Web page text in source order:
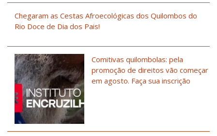
Chegaram as Cestas Afroecológicas dos Quilombos do
Rio Doce de Dia dos Pais!
Comitivas quilombolas: pela
promoção de direitos vão começar
em agosto. Faça sua inscrição